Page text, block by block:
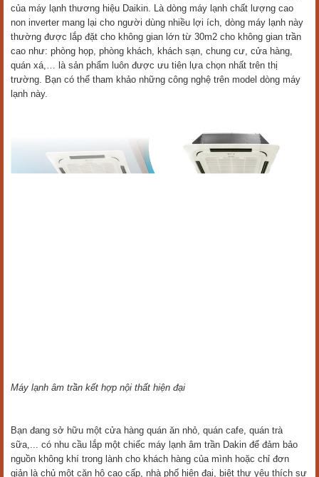
của máy lạnh thương hiệu Daikin. Là dòng máy lạnh chất lượng cao
non inverter mang lại cho người dùng nhiều lợi ích, dòng máy lạnh này
thường được lắp đặt cho không gian lớn từ 30m2 cho không gian trần
cao như: phòng họp, phòng khách, khách sạn, chung cư, cửa hàng,
quán xá,… là sản phẩm luôn được ưu tiên lựa chọn nhất trên thị
trường. Bạn có thể tham khảo những công nghệ trên model dòng máy
lạnh này.
Máy lạnh âm trần kết hợp nội thất hiện đại
Bạn đang sở hữu một cửa hàng quán ăn nhỏ, quán cafe, quán trà
sữa,... có nhu cầu lắp một chiếc máy lạnh âm trần Dakin để đảm bảo
nguồn không khí trong lành cho khách hàng của mình hoặc chỉ đơn
giản là chủ một căn hộ cao cấp, nhà phố hiện đại, biệt thự yêu thích sự